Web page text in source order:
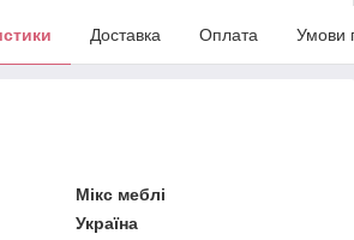
Доставка Оплата Умови
Мікс меблі
Україна